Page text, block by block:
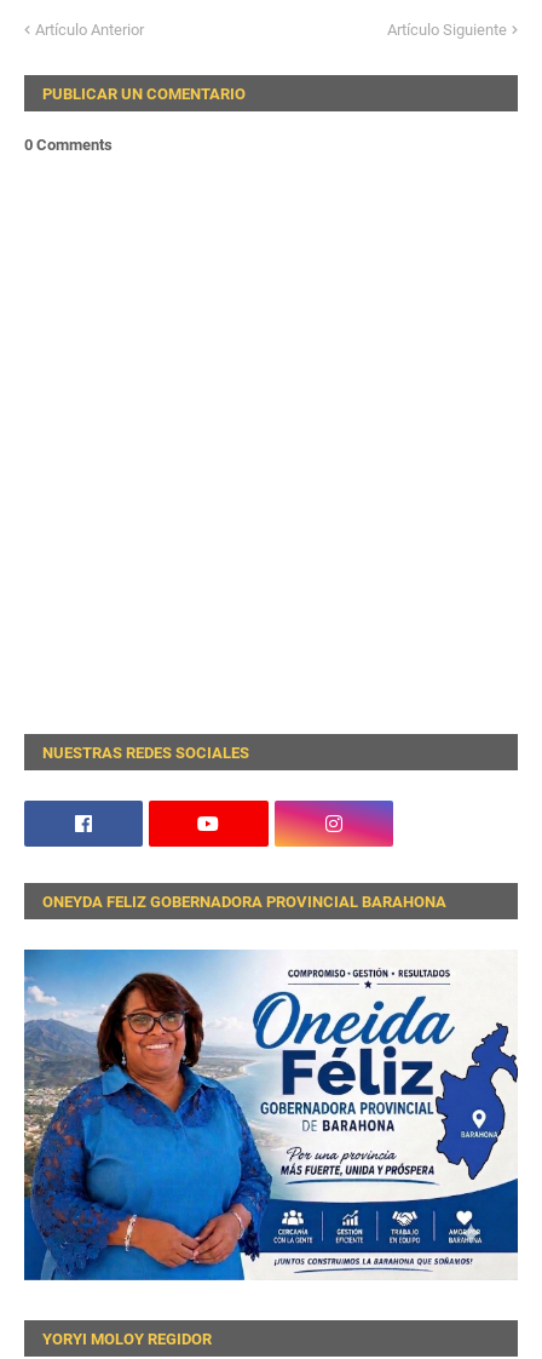
Artículo Anterior Artículo Siguiente
PUBLICAR UN COMENTARIO
0 Comments
NUESTRAS REDES SOCIALES
ONEYDA FELIZ GOBERNADORA PROVINCIAL BARAHONA
YORYI MOLOY REGIDOR